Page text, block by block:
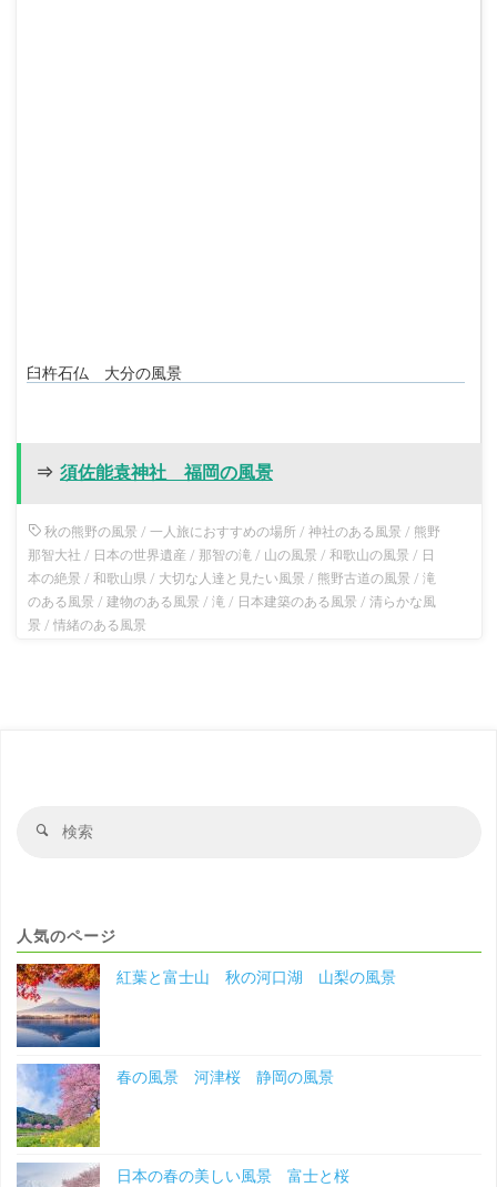
臼杵石仏 大分の風景
⇒ 須佐能袁神社 福岡の風景
秋の熊野の風景 / 一人旅におすすめの場所/ 神社のある風景 / 熊野
那智大社 / 日本の世界遺産 / 那智の滝 / 山の風景 / 和歌山の風景 / 日
本の絶景 / 和歌山県/ 大切な人達と見たい風景 / 熊野古道の風景 / 滝
のある風景 / 建物のある風景 / 滝 / 日本建築のある風景 / 清らかな風
景 / 情緒のある風景
検
人気のページ
紅葉と富士山 秋の河口湖 山梨の風景
春の風景 河津桜 静岡の風景
日本の春の美しい風景 富士と桜